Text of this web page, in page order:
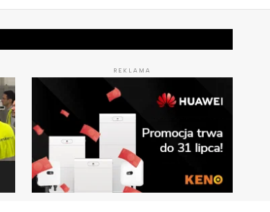
REKLAMA